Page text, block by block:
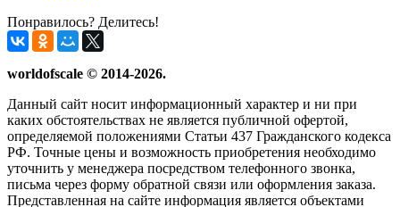
Понравилось? Делитесь!
worldofscale © 2014-2026.
Данный сайт носит информационный характер и ни при
каких обстоятельствах не является публичной офертой,
определяемой положениями Статьи 437 Гражданского кодекса
РФ. Точные цены и возможность приобретения необходимо
уточнить у менеджера посредством телефонного звонка,
письма через форму обратной связи или оформления заказа.
Представленная на сайте информация является объектами